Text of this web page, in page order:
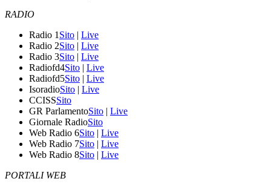
RADIO
Radio 1 Sito | Live
Radio 2Sito | Live
Radio 3Sito | Live
Radiofd4Sito | Live
Radiofd5Sito | Live
IsoradioSito | Live
CCISSSito
GR ParlamentoSito | Live
Giornale RadioSito
Web Radio 6Sito | Live
Web Radio 7Sito | Live
Web Radio 8Sito | Live
PORTALI WEB